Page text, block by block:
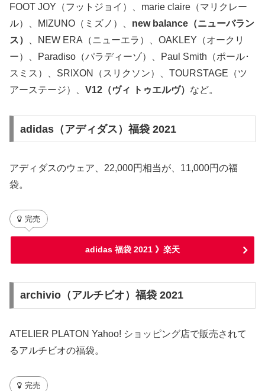
FOOT JOY（フットジョイ）、marie claire（マリクレー
ル）、MIZUNO（ミズノ）、 new balance（ニューバラン
ス）
、NEW ERA（ニューエラ）、OAKLEY（オークリ
ー）、Paradiso（パラディーゾ）、Paul Smith（ポール･
スミス）、SRIXON（スリクソン）、TOURSTAGE（ツ
アーステージ）、 V12（ヴィ トゥエルヴ） など。
adidas（アディダス）福袋 2021
アディダスのウェア、22,000円相当が、11,000円の福
袋。
完売
adidas 福袋 2021 》 楽天
archivio（アルチビオ）福袋 2021
ATELIER PLATON Yahoo! ショッピング店で販売されて
るアルチビオの福袋。
完売